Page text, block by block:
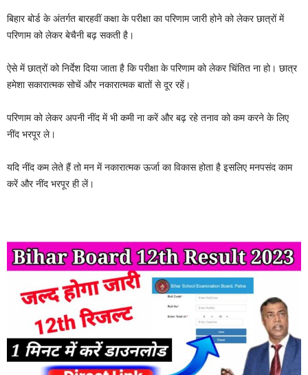
बिहार बोर्ड के अंतर्गत बारहवीं कक्षा के परीक्षा का परिणाम जारी होने को लेकर छात्रों में
परिणाम को लेकर बेचैनी बढ़ सकती है।
ऐसे में छात्रों को निर्देश दिया जाता है कि परीक्षा के परिणाम को लेकर चिंतित ना हो। छात्र
हमेशा सकारात्मक सोचें और नकारात्मक बातों से दूर रहें।
परिणाम को लेकर अपनी नींद में भी कमी ना करें और बढ़ रहे तनाव को कम करने के लिए
नींद भरपूर ले।
यदि नींद कम लेते हैं तो मन में नकारात्मक ऊर्जा का विकास होता है इसलिए मनपसंद काम
करें और नींद भरपूर ही लें।